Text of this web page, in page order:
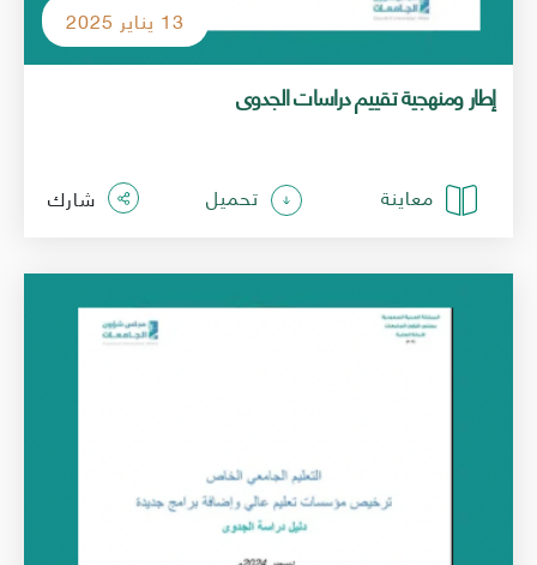
إطار ومنهجية تقييم دراسات الجدوى
13 يناير 2025
معاينة تحميل شارك